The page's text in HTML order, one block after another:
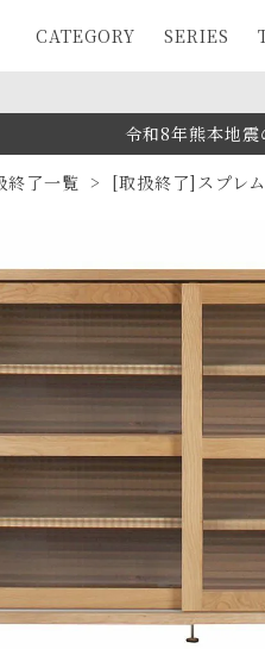
CATEGORY SERIES
令和8年熊本地
終了一覧 [取扱終了]スプレ